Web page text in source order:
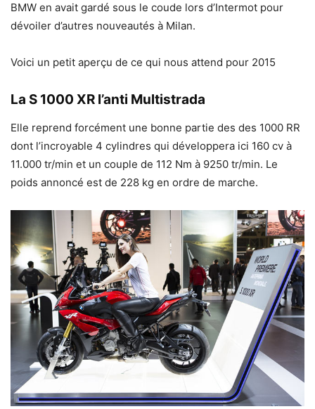
BMW en avait gardé sous le coude lors d’Intermot pour
dévoiler d’autres nouveautés à Milan.
Voici un petit aperçu de ce qui nous attend pour 2015
La S 1000 XR l’anti Multistrada
Elle reprend forcément une bonne partie des des 1000 RR
dont l’incroyable 4 cylindres qui développera ici 160 cv à
11.000 tr/min et un couple de 112 Nm à 9250 tr/min. Le
poids annoncé est de 228 kg en ordre de marche.